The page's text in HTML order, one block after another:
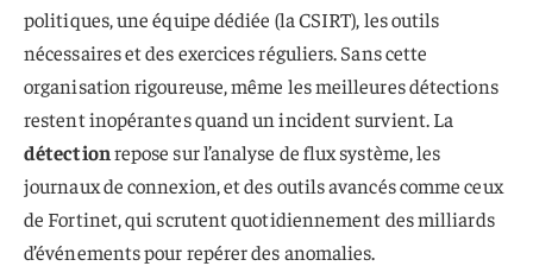
politiques, une équipe dédiée (la CSIRT), les outils
nécessaires et des exercices réguliers. Sans cette
organisation rigoureuse, même les meilleures détections
restent inopérantes quand un incident survient. La
détectionrepose sur l’analyse de flux système, les
journaux de connexion, et des outils avancés comme ceux
de Fortinet, qui scrutent quotidiennement des milliards
d’événements pour repérer des anomalies.